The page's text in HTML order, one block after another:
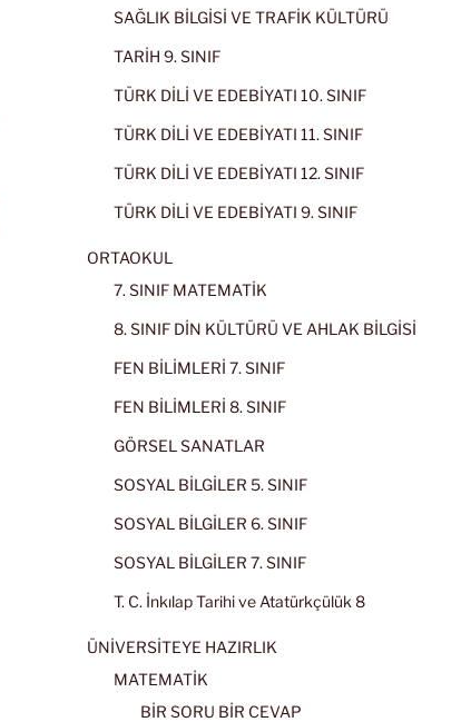
SAĞLIK BİLGİSİ VE TRAFİK KÜLTÜRÜ
TARİH 9. SINIF
TÜRK DİLİ VE EDEBİYATI 10. SINIF
TÜRK DİLİ VE EDEBİYATI 11. SINIF
TÜRK DİLİ VE EDEBİYATI 12. SINIF
TÜRK DİLİ VE EDEBİYATI 9. SINIF
ORTAOKUL
7. SINIF MATEMATİK
8. SINIF DİN KÜLTÜRÜ VE AHLAK BİLGİSİ
FEN BİLİMLERİ 7. SINIF
FEN BİLİMLERİ 8. SINIF
GÖRSEL SANATLAR
SOSYAL BİLGİLER 5. SINIF
SOSYAL BİLGİLER 6. SINIF
SOSYAL BİLGİLER 7. SINIF
T. C. İnkılap Tarihi ve Atatürkçülük 8
ÜNİVERSİTEYE HAZIRLIK
MATEMATİK
BİR SORU BİR CEVAP